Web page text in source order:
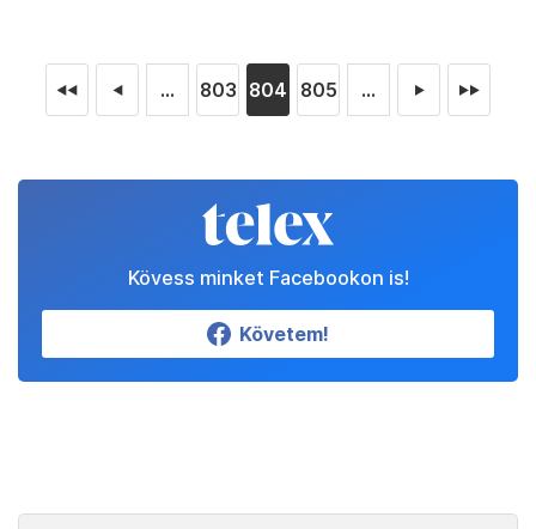
◄◄ ◄ ... 803 804 805 ... ► ►►
Kövess minket Facebookon is!
Követem!